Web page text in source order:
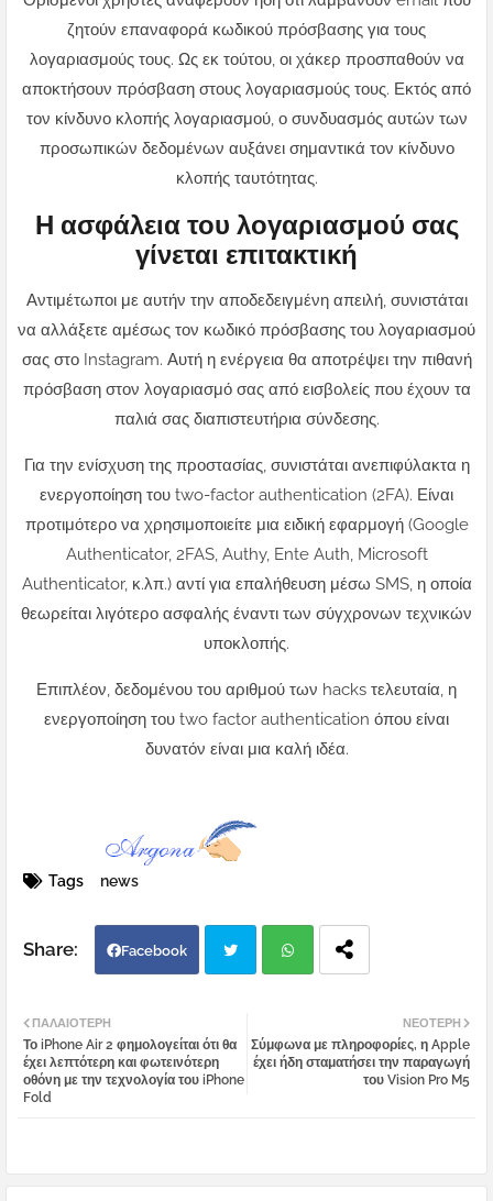
ζητούν επαναφορά κωδικού πρόσβασης για τους
λογαριασμούς τους. Ως εκ τούτου, οι χάκερ προσπαθούν να
αποκτήσουν πρόσβαση στους λογαριασμούς τους. Εκτός από
τον κίνδυνο κλοπής λογαριασμού, ο συνδυασμός αυτών των
προσωπικών δεδομένων αυξάνει σημαντικά τον κίνδυνο
κλοπής ταυτότητας.
Η ασφάλεια του λογαριασμού σας
γίνεται επιτακτική
Αντιμέτωποι με αυτήν την αποδεδειγμένη απειλή, συνιστάται
να αλλάξετε αμέσως τον κωδικό πρόσβασης του λογαριασμού
σας στο Instagram. Αυτή η ενέργεια θα αποτρέψει την πιθανή
πρόσβαση στον λογαριασμό σας από εισβολείς που έχουν τα
παλιά σας διαπιστευτήρια σύνδεσης.
Για την ενίσχυση της προστασίας, συνιστάται ανεπιφύλακτα η
ενεργοποίηση του two-factor authentication (2FA). Είναι
προτιμότερο να χρησιμοποιείτε μια ειδική εφαρμογή (Google
Authenticator, 2FAS, Authy, Ente Auth, Microsoft
Authenticator, κ.λπ.) αντί για επαλήθευση μέσω SMS, η οποία
θεωρείται λιγότερο ασφαλής έναντι των σύγχρονων τεχνικών
υποκλοπής.
Επιπλέον, δεδομένου του αριθμού των hacks τελευταία, η
ενεργοποίηση του two factor authentication όπου είναι
δυνατόν είναι μια καλή ιδέα.
Tags news
Facebook
tter atsa
ΝΕΌΤΕΡΗ
Σύμφωνα με πληροφορίες, η Apple
έχει ήδη σταματήσει την παραγωγή
του Vision Pro M5
ΠΑΛΑΙΌΤΕΡΗ
Το iPhone Air 2 φημολογείται ότι θα
έχει λεπτότερη και φωτεινότερη
οθόνη με την τεχνολογία του iPhone
Fold